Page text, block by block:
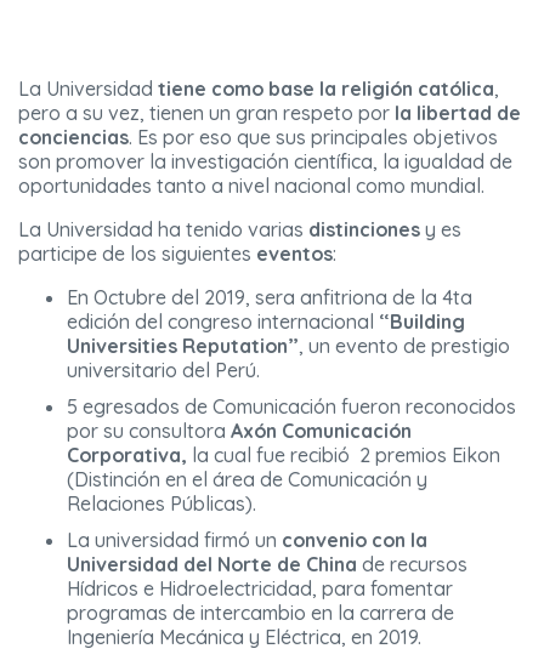
La Universidad tiene como base la religión católica,
pero a su vez, tienen un gran respeto por la libertad de
conciencias. Es por eso que sus principales objetivos
son promover la investigación científica, la igualdad de
oportunidades tanto a nivel nacional como mundial.
La Universidad ha tenido varias distinciones y es
participe de los siguientes eventos:
En Octubre del 2019, sera anfitriona de la 4ta
edición del congreso internacional “Building
Universities Reputation”, un evento de prestigio
universitario del Perú.
5 egresados de Comunicación fueron reconocidos
por su consultora Axón Comunicación
Corporativa, la cual fue recibió 2 premios Eikon
(Distinción en el área de Comunicación y
Relaciones Públicas).
La universidad firmó un convenio con la
Universidad del Norte de China de recursos
Hídricos e Hidroelectricidad, para fomentar
programas de intercambio en la carrera de
Ingeniería Mecánica y Eléctrica, en 2019.